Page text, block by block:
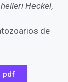
Heckel,
de
pdf